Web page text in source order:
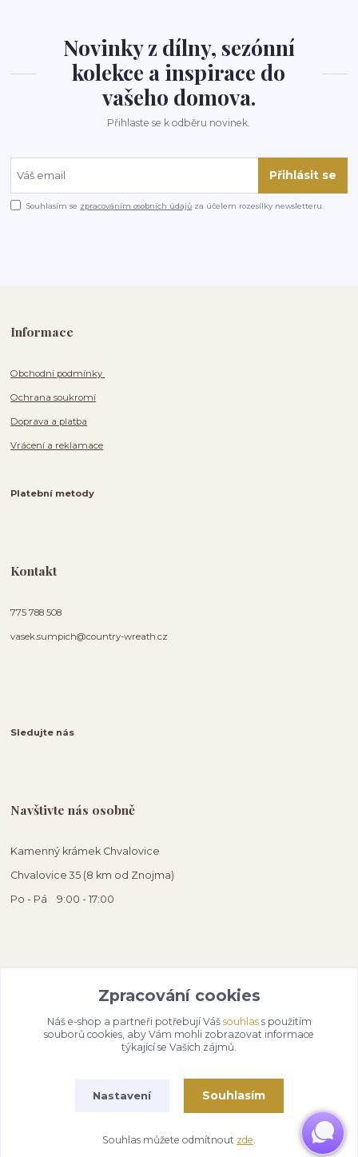
Novinky z dílny, sezónní
kolekce a inspirace do
vašeho domova.
Přihlaste se k odběru novinek.
Přihlásit se
Souhlasím se zpracováním osobních údajů za účelem rozesílky newsletteru.
Informace
Obchodní podmínky
Ochrana soukromí
Doprava a platba
Vrácení a reklamace
Platební metody
Kontakt
775 788 508
vasek.sumpich@country-wreath.cz
Sledujte nás
Navštivte nás osobně
Kamenný krámek Chvalovice
Chvalovice 35 (8 km od Znojma)
Po - Pá 9:00 - 17:00
Zpracování cookies
Náš e-shop a partneři potřebují Váš souhlass použitím
souborů cookies, aby Vám mohli zobrazovat informace
týkající se Vašich zájmů.
Nastavení Souhlasím
Souhlas můžete odmítnout zde